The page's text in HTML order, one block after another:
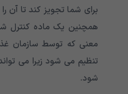
تنظیم می شود زیرا می
شود.